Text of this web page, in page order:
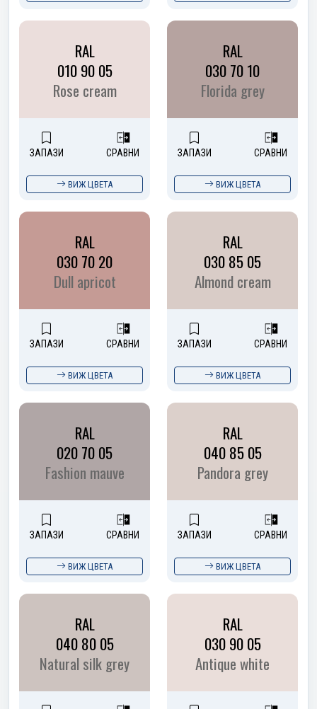
RAL
010 90 05
Rose cream
ЗАПАЗИ СРАВНИ
ВИЖ ЦВЕТА
RAL
030 70 10
Florida grey
ЗАПАЗИ СРАВНИ
ВИЖ ЦВЕТА
RAL
030 70 20
Dull apricot
ЗАПАЗИ СРАВНИ
ВИЖ ЦВЕТА
RAL
030 85 05
Almond cream
ЗАПАЗИ СРАВНИ
ВИЖ ЦВЕТА
RAL
020 70 05
Fashion mauve
ЗАПАЗИ СРАВНИ
ВИЖ ЦВЕТА
RAL
040 85 05
Pandora grey
ЗАПАЗИ СРАВНИ
ВИЖ ЦВЕТА
RAL
040 80 05
Natural silk grey
RAL
030 90 05
Antique white